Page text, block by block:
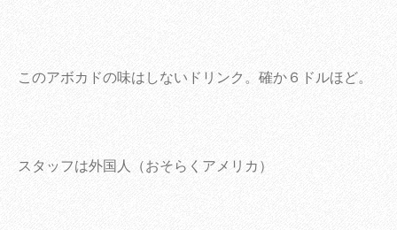
このアボカドの味はしないドリンク。確か６ドルほど。
スタッフは外国人（おそらくアメリカ）